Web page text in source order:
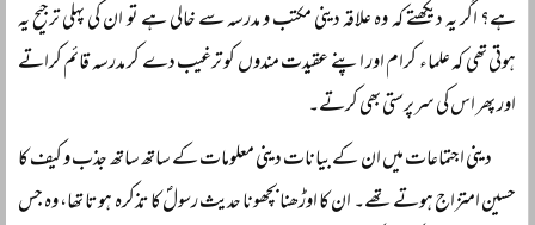
ہے؟ اگر یہ دیکھتے کہ وہ علاقہ دینی مکتب و مدرسہ سے خالی ہے تو ان کی پہلی ترجیح یہ
ہوتی تھی کہ علماء کرام اور اپنے عقیدت مندوں کو ترغیب دے کر مدرسہ قائم کراتے
اور پھر اس کی سرپرستی بھی کرتے۔
دینی اجتماعات میں ان کے بیانات دینی معلومات کے ساتھ ساتھ جذب و کیف کا
حسین امتزاج ہوتے تھے۔ ان کا اوڑھنا بچھونا حدیث رسولؐ کا تذکرہ ہوتا تھا، وہ جس